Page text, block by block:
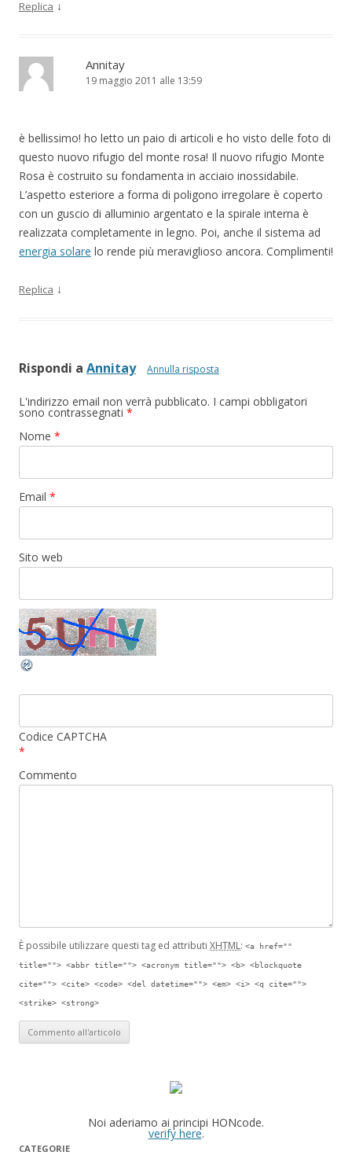
Replica ↓
Annitay
19 maggio 2011 alle 13:59
è bellissimo! ho letto un paio di articoli e ho visto delle foto di
questo nuovo rifugio del monte rosa! Il nuovo rifugio Monte
Rosa è costruito su fondamenta in acciaio inossidabile.
L’aspetto esteriore a forma di poligono irregolare è coperto
con un guscio di alluminio argentato e la spirale interna è
realizzata completamente in legno. Poi, anche il sistema ad
energia solare lo rende più meraviglioso ancora. Complimenti!
Replica ↓
Rispondi a Annitay Annulla risposta
L'indirizzo email non verrà pubblicato. I campi obbligatori
sono contrassegnati *
Nome *
Email *
Sito web
Codice CAPTCHA
*
Commento
È possibile utilizzare questi tag ed attributi XHTML: <a href=""
title=""> <abbr title=""> <acronym title=""> <b> <blockquote
cite=""> <cite> <code> <del datetime=""> <em> <i> <q cite="">
<strike> <strong>
Noi aderiamo ai principi HONcode.
verify here.
CATEGORIE